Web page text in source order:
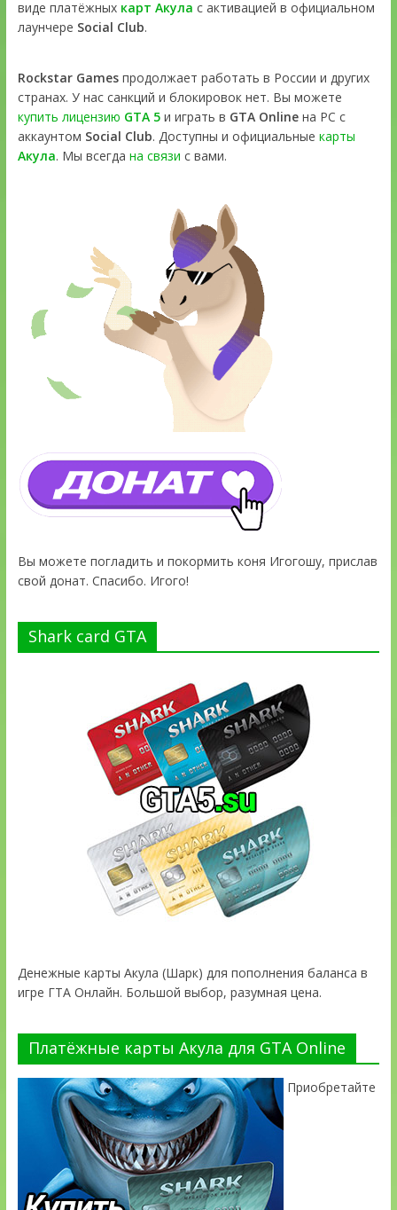
виде платёжных карт Акула с активацией в официальном
лаунчере Social Club.
Rockstar Gamesпродолжает работать в России и других
странах. У нас санкций и блокировок нет. Вы можете
купить лицензию GTA 5и играть в GTA Onlineна PC с
аккаунтом Social Club. Доступны и официальные карты
Акула. Мы всегда на связи с вами.
Вы можете погладить и покормить коня Игогошу, прислав
свой донат. Спасибо. Игого!
Shark card GTA
Денежные карты Акула (Шарк) для пополнения баланса в
игре ГТА Онлайн. Большой выбор, разумная цена.
Платёжные карты Акула для GTA Online
Приобретайте